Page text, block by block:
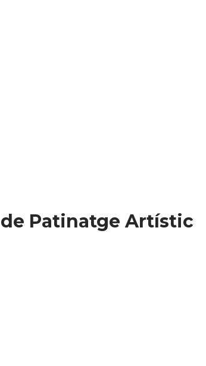
Patinatge Artístic